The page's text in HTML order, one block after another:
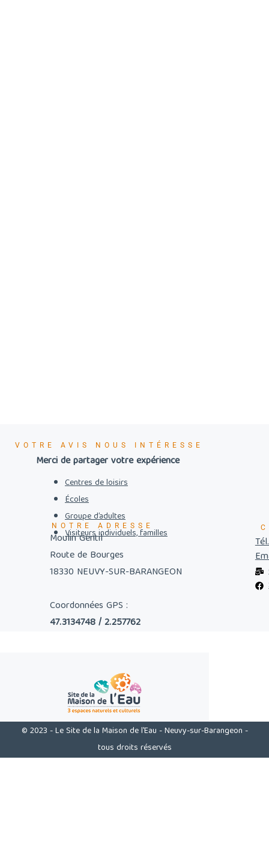
VOTRE AVIS NOUS INTÉRESSE
Merci de partager votre expérience
Centres de loisirs
Écoles
Groupe d’adultes
Visiteurs individuels, familles
NOTRE ADRESSE
Moulin Gentil
Route de Bourges
18330 NEUVY-SUR-BARANGEON
Coordonnées GPS :
47.3134748 / 2.257762
© 2023 - Le Site de la Maison de l'Eau - Neuvy-sur-Barangeon -
tous droits réservés